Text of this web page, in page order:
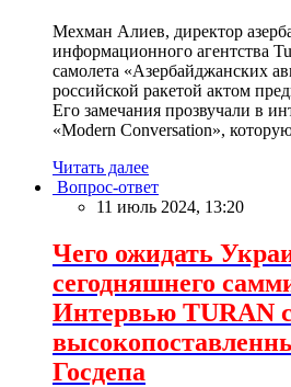
Мехман Алиев, директор
информационного агентства
самолета «Азербайджанских
российской ракетой актом
Его замечания прозвучали в
«Modern Conversation»,
Читать далее
Вопрос-ответ
11 июль 2024, 13:20
Чего ожидать
сегодняшнего
Интервью TURAN с
Госдепа